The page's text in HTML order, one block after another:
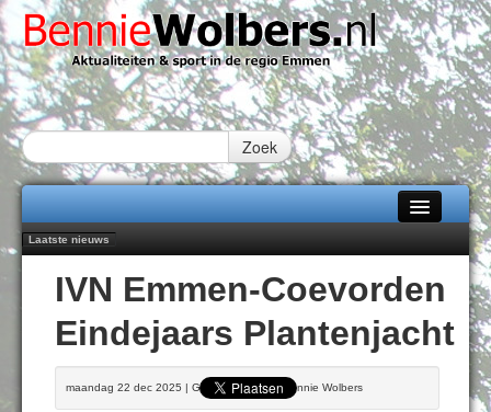
Zoek
Home
Alle categorieën
Over Bennie Wolbers
Laatste nieuws
Daan Lambers tekent eerste profcontract bij FC Emmen
Jubileumfeest 35 jaar De Amer
Hunzeloopwandeltocht keert op 19 september 2026 terug naar Zuidlaren
102 kaarsen voor eeuwling Mieke Sijbom-Maatje
VRIJDAG 07 AUG 2026
IVN Emmen-Coevorden
Eindejaars Plantenjacht
maandag 22 dec 2025 | Geschreven door Bennie Wolbers